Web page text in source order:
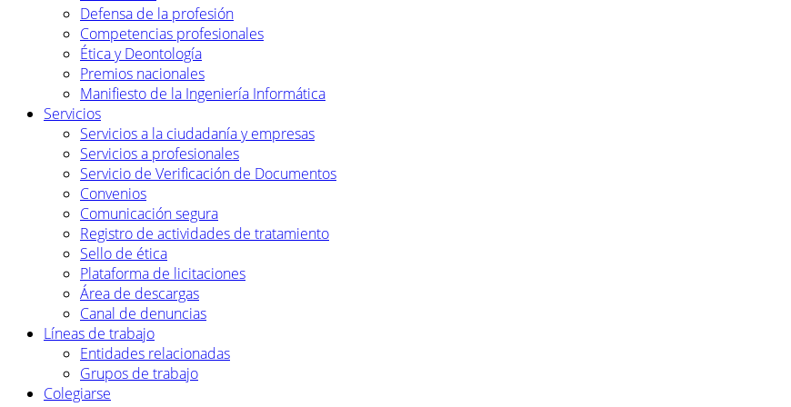
Defensa de la profesión
Competencias profesionales
Ética y Deontología
Premios nacionales
Manifiesto de la Ingeniería Informática
Servicios
Servicios a la ciudadanía y empresas
Servicios a profesionales
Servicio de Verificación de Documentos
Convenios
Comunicación segura
Registro de actividades de tratamiento
Sello de ética
Plataforma de licitaciones
Área de descargas
Canal de denuncias
Líneas de trabajo
Entidades relacionadas
Grupos de trabajo
Colegiarse